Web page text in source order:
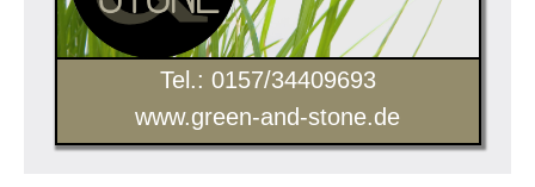
Tel.: 0157/34409693
www.green-and-stone.de